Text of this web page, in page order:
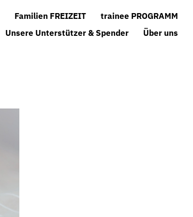
Familien FREIZEIT
trainee PROGRAMM
Unsere Unterstützer & Spender Über uns